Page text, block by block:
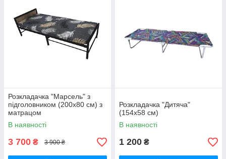
Розкладачка "Марсель" з
підголовником (200х80 см) з
матрацом
В наявності
3 700 ₴ 3 900 ₴
Розкладачка "Дитяча"
(154х58 см)
В наявності
1 200 ₴